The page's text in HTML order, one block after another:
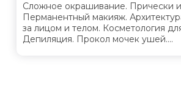
Сложное окрашивание. Прически
Перманентный макияж.
за лицом и телом. Косметология
Депиляция. Прокол мочек ушей....